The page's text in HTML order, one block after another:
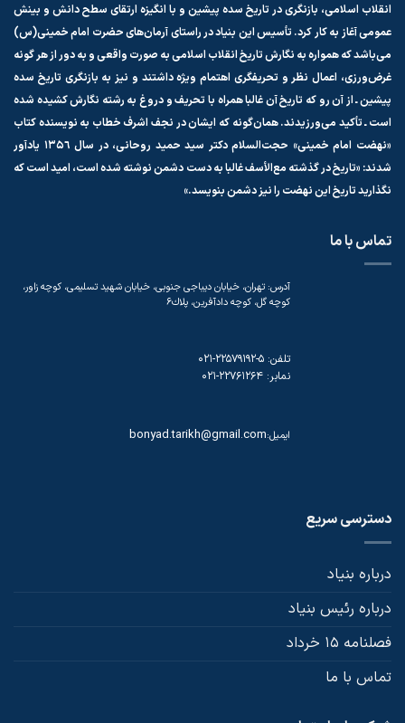
انقلاب اسلامی، بازنگری در تاریخ سده پیشین و با انگیزه‌ ارتقای سطح دانش و بینش
عمومی آغاز به كار كرد. تأسیس این بنیاد در راستای آرمان‌های حضرت امام خمینی(س)
می‌باشد كه همواره به نگارش تاریخ انقلاب اسلامی به صورت واقعی و به دور از هر گونه
غرض‌ورزی، اعمال نظر و تحریفگری اهتمام ویژه داشتند و نیز به بازنگری تاریخ سده
پیشین ـ از آن رو كه تاریخ آن غالبا همراه با تحریف و دروغ به رشته‌ نگارش كشیده شده
است ـ تأكید می‌ورزیدند. همان‌گونه كه ایشان در نجف اشرف خطاب به نویسنده كتاب
«نهضت امام خمینی» حجت‌السلام دكتر سید حمید روحانی، در سال ١۳۵٦ یادآور
شدند: «تاریخ در گذشته مع‌الأسف غالبا به دست دشمن نوشته شده است، امید است كه
نگذارید تاریخ این نهضت را نیز دشمن بنویسد.»
تماس با ما
آدرس: تهران، خيابان دیباجی جنوبی، خيابان شهيد تسليمی، كوچه زاور،
كوچه گل، كوچه دادآفرين، پلاك۶
تلفن: 5-22579192-021
نمابر: 22761264-021
ایمیل:bonyad.tarikh@gmail.com
دسترسی سریع
درباره بنیاد
درباره رئیس بنیاد
فصلنامه 15 خرداد
تماس با ما